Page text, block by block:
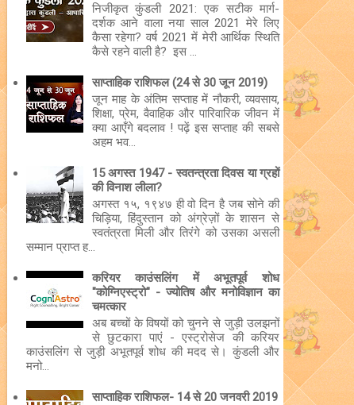
निजीकृत कुंडली 2021: एक सटीक मार्ग-
दर्शक आने वाला नया साल 2021 मेरे लिए
कैसा रहेगा? वर्ष 2021 में मेरी आर्थिक स्थिति
कैसे रहने वाली है? इस ...
साप्ताहिक राशिफल (24 से 30 जून 2019)
जून माह के अंतिम सप्ताह में नौकरी, व्यवसाय,
शिक्षा, प्रेम, वैवाहिक और पारिवारिक जीवन में
क्या आएँगे बदलाव ! पढ़ें इस सप्ताह की सबसे
अहम भव...
15 अगस्त 1947 - स्वतन्त्रता दिवस या ग्रहों
की विनाश लीला?
अगस्त १५, १९४७ ही वो दिन है जब सोने की
चिड़िया, हिंदुस्तान को अंग्रेज़ों के शासन से
स्वतंत्रता मिली और तिरंगे को उसका असली
सम्मान प्राप्त ह...
करियर काउंसलिंग में अभूतपूर्व शोध
"कोग्निएस्ट्रो" - ज्योतिष और मनोविज्ञान का
चमत्कार
अब बच्चों के विषयों को चुनने से जुड़ी उलझनों
से छुटकारा पाएं - एस्ट्रोसेज की करियर
काउंसलिंग से जुड़ी अभूतपूर्व शोध की मदद से। कुंडली और
मनो...
साप्ताहिक राशिफल- 14 से 20 जनवरी 2019